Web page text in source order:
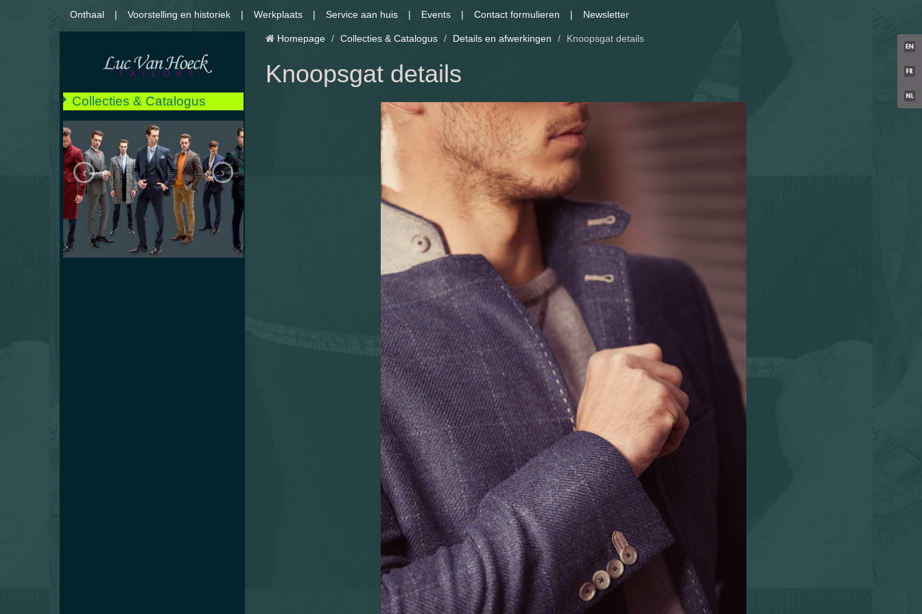
Onthaal Voorstelling en historiek Werkplaats Service aan huis Events Contact formulieren Newsletter
Collecties & Catalogus
** NIEUW **
Kostuum
Jassen
Mantels
Jekkers
Regenjas
Broeken & Jeans
Hemden
‹ ›
Homepage / Collecties & Catalogus / Details en afwerkingen / Knoopsgat details
Knoopsgat details